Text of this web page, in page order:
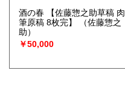
酒の春 【佐藤惣之助草稿 肉
筆原稿 8枚完】
（佐藤惣之
助）
￥50,000